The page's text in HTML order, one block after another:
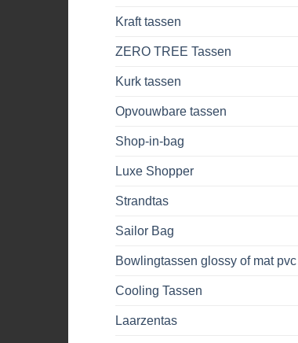
Kraft tassen
ZERO TREE Tassen
Kurk tassen
Opvouwbare tassen
Shop-in-bag
Luxe Shopper
Strandtas
Sailor Bag
Bowlingtassen glossy of mat pvc
Cooling Tassen
Laarzentas